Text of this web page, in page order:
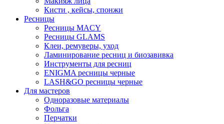
Кисти , кейсы, спонжи
Ресницы
Ресницы MACY
Ресницы GLAMS
Клеи, ремуверы, уход
Ламинирование ресниц и биозавивка
Инструменты для ресниц
ENIGMA ресницы черные
LASH&GO ресницы черные
Для мастеров
Одноразовые материалы
Фольга
Перчатки